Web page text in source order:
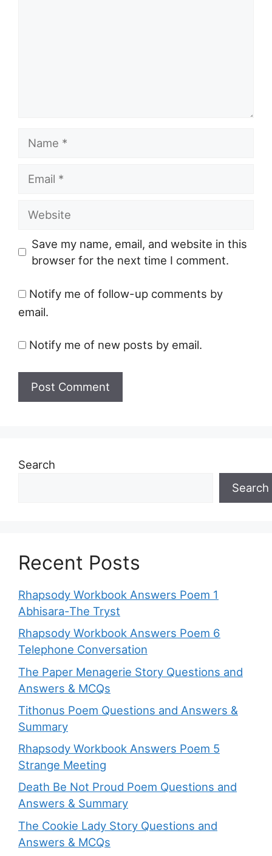
Name
Email
Website
Save my name, email, and website in this
browser for the next time I comment.
Notify me of follow-up comments by
email.
Notify me of new posts by email.
Search
Search
Recent Posts
Rhapsody Workbook Answers Poem 1
Abhisara-The Tryst
Rhapsody Workbook Answers Poem 6
Telephone Conversation
The Paper Menagerie Story Questions and
Answers & MCQs
Tithonus Poem Questions and Answers &
Summary
Rhapsody Workbook Answers Poem 5
Strange Meeting
Death Be Not Proud Poem Questions and
Answers & Summary
The Cookie Lady Story Questions and
Answers & MCQs